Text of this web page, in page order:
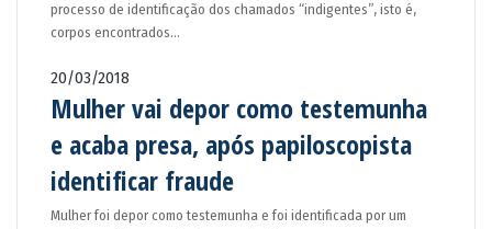
processo de identificação dos chamados “indigentes”, isto é,
corpos encontrados…
20/03/2018
Mulher vai depor como testemunha
e acaba presa, após papiloscopista
identificar fraude
Mulher foi depor como testemunha e foi identificada por um